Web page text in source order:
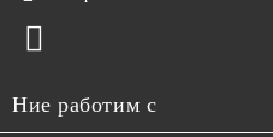
Ние работим с